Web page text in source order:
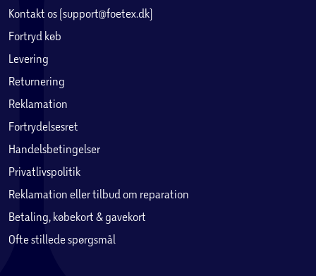
Kontakt os (support@foetex.dk)
Fortryd køb
Levering
Returnering
Reklamation
Fortrydelsesret
Handelsbetingelser
Privatlivspolitik
Reklamation eller tilbud om reparation
Betaling, købekort & gavekort
Ofte stillede spørgsmål